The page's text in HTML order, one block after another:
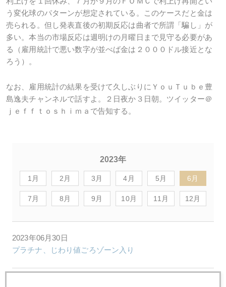
う変化球のパターンが想定されている。このケースだと金は
売られる。但し発表直後の初期反応は曲者で所謂「騙し」が
多い。本当の市場反応は週明けの月曜日まで見守る必要があ
る（雇用統計で悪い数字が並べば金は２０００ドル接近とな
ろう）。
なお、雇用統計の結果を受けて久しぶりにＹｏｕＴｕｂｅ豊
島逸夫チャンネルで話すよ。２日夜か３日朝。ツイッター＠
ｊｅｆｆｔｏｓｈｉｍａで告知する。
2023年
1月 2月 3月 4月 5月 6月
7月 8月 9月 10月 11月 12月
2023年06月30日
プラチナ、じわり値ごろゾーン入り